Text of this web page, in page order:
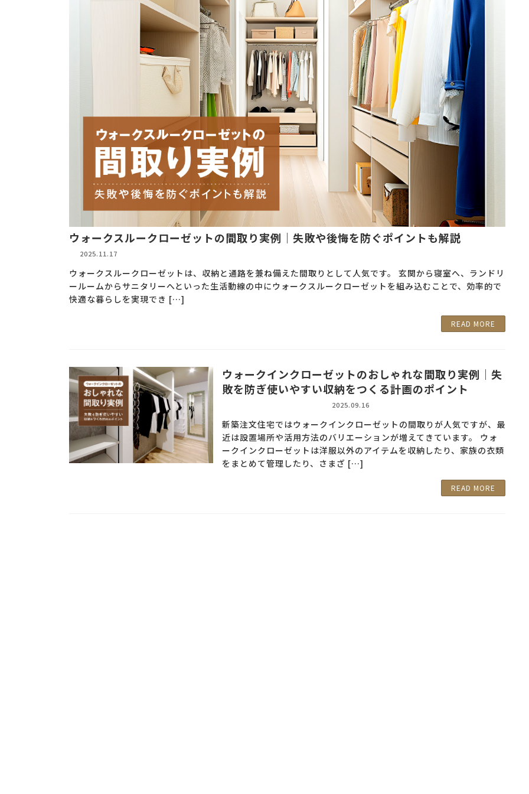
ウォークスルークローゼットの間取り実例｜失敗や後悔を防ぐポイントも解説
2025.11.17
ウォークスルークローゼットは、収納と通路を兼ね備えた間取りとして人気です。 玄関から寝室へ、ランドリ
ールームからサニタリーへといった生活動線の中にウォークスルークローゼットを組み込むことで、効率的で
快適な暮らしを実現でき […]
READ MORE
ウォークインクローゼットのおしゃれな間取り実例｜失
敗を防ぎ使いやすい収納をつくる計画のポイント
2025.09.16
新築注文住宅ではウォークインクローゼットの間取りが人気ですが、最
近は設置場所や活用方法のバリエーションが増えてきています。 ウォ
ークインクローゼットは洋服以外のアイテムを収納したり、家族の衣類
をまとめて管理したり、さまざ […]
READ MORE